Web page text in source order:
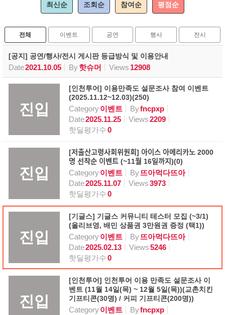
최신순 조회순 참여순 평점순
전체 이벤트 공연 행사 전시
[공지] 공연/행사/전시 게시판 등급방식 및 이용안내
Date2021.10.05 By핫슈머 Views 12908
진입
[인천투어] 이용만족도 설문조사 참여 이벤트
(2025.11.12~12.03)(250)
Category이벤트 Byfncpxp
Date2025.11.25 Views2209
핫딜평가수0
진입
[저출산고령사회위원회] 아이스 아메리카노 2000
명 선착순 이벤트 (~11월 16일까지)(0)
Category이벤트 By뜨아먹다뜨아
Date2025.11.07 Views3973
핫딜평가수0
진입
[기글스] 기글스 커뮤니티 테스터 모집 (~3/1)
(올리브영, 배민 상품권 3만원권 증정 (택1))
Category이벤트 By뜨아먹다뜨아
Date2025.02.13 Views5246
핫딜평가수0
진입
[인천투어] 인천투어 이용 만족도 설문조사 이
벤트 (11월 14일(목) ~ 12월 5일(목))(교촌치킨
기프티콘(30명) / 커피 기프티콘(200명))
Category이벤트 Byfncpxp